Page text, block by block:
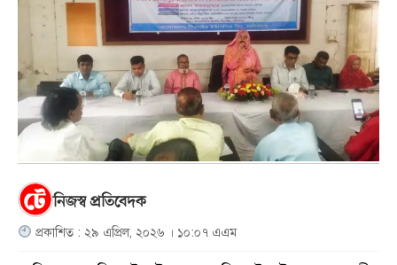
নিজস্ব প্রতিবেদক
প্রকাশিত : ২৯ এপ্রিল, ২০২৬ । ১০:০৭ এএম